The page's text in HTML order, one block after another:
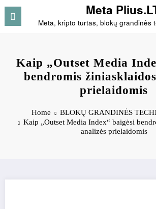
Meta
Meta, kripto turtas, blokų grandinės
Kaip „Outset Media
bendromis
prielaidomis
Home
BLOKŲ GRANDINĖS
Kaip „Outset Media Index“ baigėsi
analizės prielaidomis